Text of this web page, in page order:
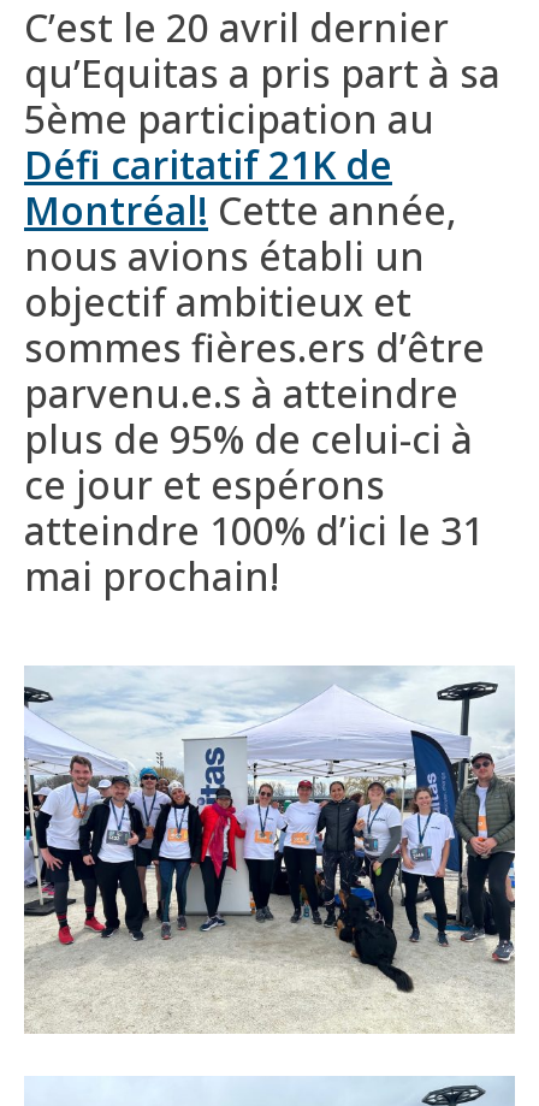
C’est le 20 avril dernier
qu’Equitas a pris part à sa
5ème participation au
Défi caritatif 21K de
Montréal! Cette année,
nous avions établi un
objectif ambitieux et
sommes fières.ers d’être
parvenu.e.s à atteindre
plus de 95% de celui-ci à
ce jour et espérons
atteindre 100% d’ici le 31
mai prochain!